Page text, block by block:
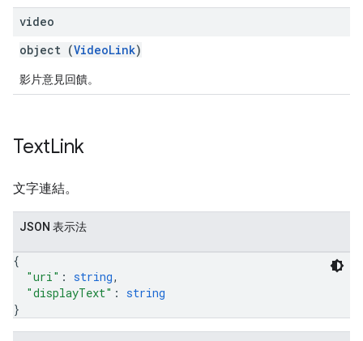
video
object (VideoLink)
影片意見回饋。
TextLink
文字連結。
JSON 表示法
{
"uri" : string,
"displayText" : string
}